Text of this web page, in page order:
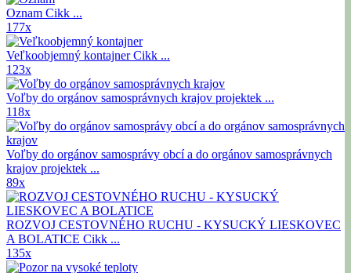
Oznam Cikk ...
177x
Veľkoobjemný kontajnerCikk ...
123x
Voľby do orgánov samosprávnych krajov projektek ...
118x
Voľby do orgánov samosprávy obcí a do orgánov samosprávnych
krajov projektek ...
89x
ROZVOJ CESTOVNÉHO RUCHU - KYSUCKÝ LIESKOVEC
A BOLATICE Cikk ...
135x